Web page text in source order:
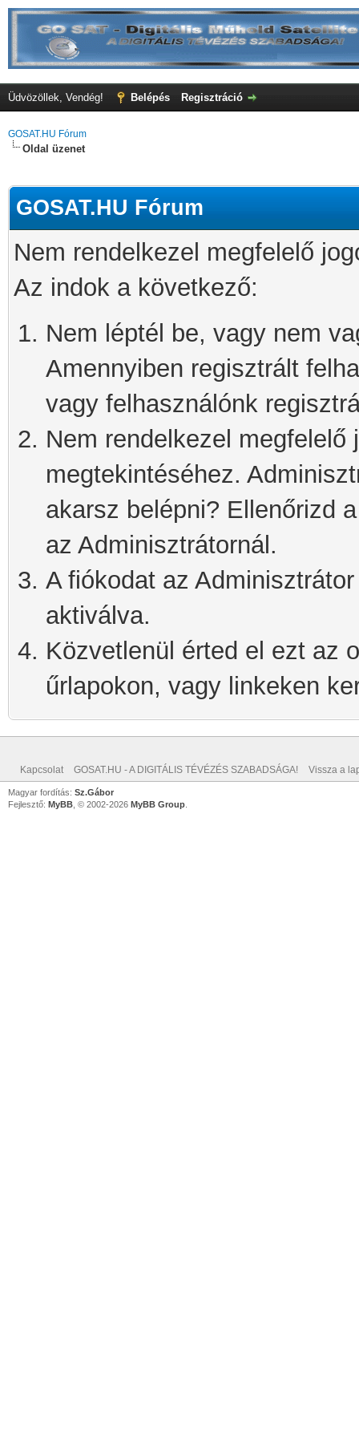
Üdvözöllek, Vendég! Belépés Regisztráció
GOSAT.HU Fórum
Oldal üzenet
GOSAT.HU Fórum
Nem rendelkezel megfelelő
Az indok a következő:
Nem léptél be, vagy nem
Amennyiben regisztrált
vagy felhasználónk
Nem rendelkezel megfelelő
megtekintéséhez.
akarsz belépni? Ellenőrizd
az Adminisztrátornál.
A fiókodat az
aktiválva.
Közvetlenül érted el ezt az
űrlapokon, vagy linkeken
Kapcsolat GOSAT.HU - A DIGITÁLIS TÉVÉZÉS SZABADSÁGA! Vissza a
Magyar fordítás: Sz.Gábor
Fejlesztő: MyBB , © 2002-2026 MyBB Group